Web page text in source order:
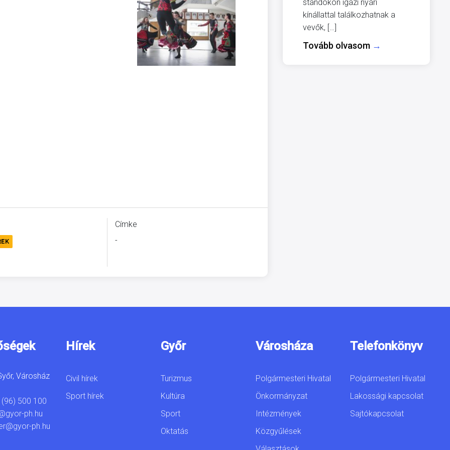
Címke
-
standokon igazi nyári
kínállattal találkozhatnak a
vevők, […]
Tovább olvasom →
Városház
(96) 500 100
ph.hu
ph.hu
Hírek
Civil hírek
Sport hírek
Győr
Turizmus
Kultúra
Sport
Oktatás
Városháza
Polgármesteri Hivatal
Önkormányzat
Intézmények
Közgyűlések
Telefonkönyv
Polgármesteri Hivatal
Lakossági kapcsolat
Sajtókapcsolat